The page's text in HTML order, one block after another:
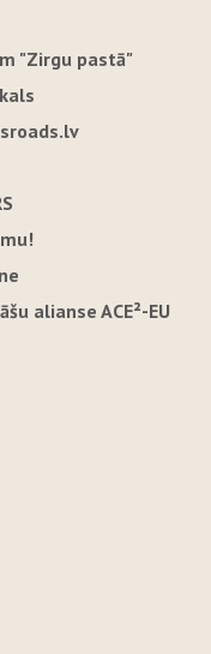
"Zirgu pastā"
alianse ACE²-EU